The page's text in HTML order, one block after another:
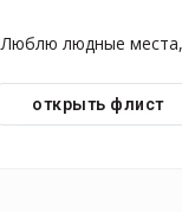
Люблю людные
открыть флист